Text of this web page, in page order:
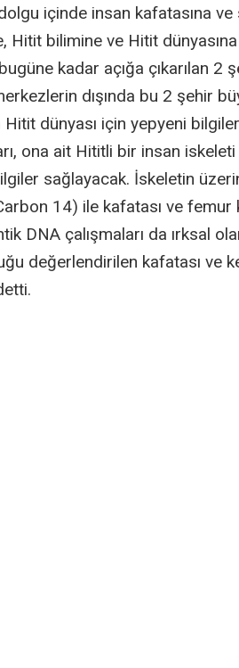
içinde insan kafatasına
Hitit bilimine ve Hitit
kadar açığa çıkarılan 2
dışında bu 2 şehir
dünyası için yepyeni
ona ait Hititli bir insan iskeleti
sağlayacak. İskeletin
14) ile kafatası ve
DNA çalışmaları da ırksal
değerlendirilen kafatası ve